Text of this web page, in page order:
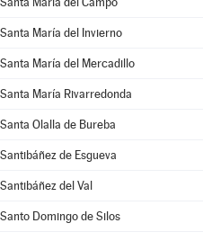
Santa María del Invierno
Santa María del Mercadillo
Santa María Rivarredonda
Santa Olalla de Bureba
Santibáñez de Esgueva
Santibáñez del Val
Santo Domingo de Silos